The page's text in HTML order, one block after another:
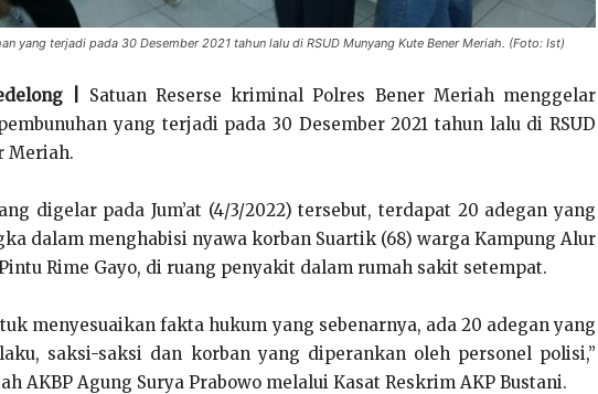
yang terjadi pada 30 Desember 2021 tahun lalu di RSUD Munyang Kute Bener Meriah. (Foto: Ist)
| Satuan Reserse kriminal Polres Bener Meriah menggelar
yang terjadi pada 30 Desember 2021 tahun lalu di RSUD
Meriah.
digelar pada Jum’at (4/3/2022) tersebut, terdapat 20 adegan yang
dalam menghabisi nyawa korban Suartik (68) warga Kampung Alur
Rime Gayo, di ruang penyakit dalam rumah sakit setempat.
menyesuaikan fakta hukum yang sebenarnya, ada 20 adegan yang
saksi-saksi dan korban yang diperankan oleh personel polisi,”
AKBP Agung Surya Prabowo melalui Kasat Reskrim AKP Bustani.